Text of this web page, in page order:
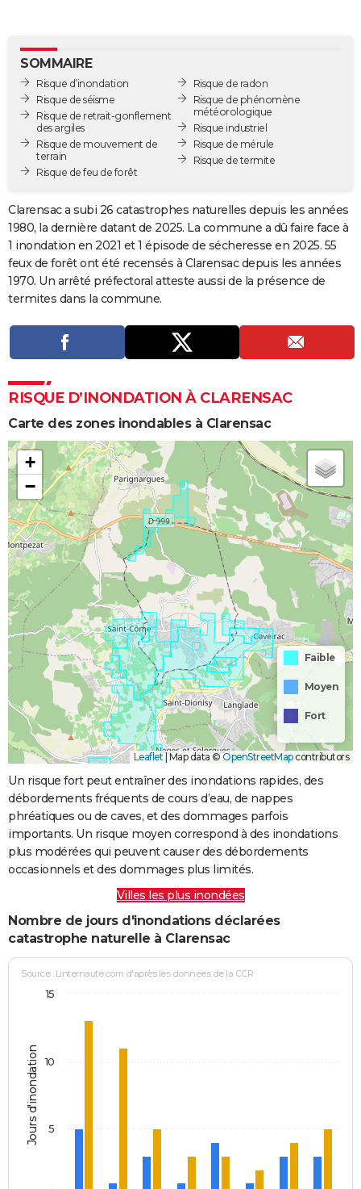
GUIDES D'ACHAT
BONS PLANS
CARTE DE VOEUX
Carte de Noël
Carte Bonne année
Carte Saint-Valentin
Carte Pâques
Carte d'anniversaire
DICTIONNAIRE
Dictionnaire
Biographies
Citations
Expressions
Proverbes
COPAINS D'AVANT
S'inscrire
Se connecter
Lycées
Collèges
Primaires
Universités
Entreprises
Service militaire
Avis de recherche
AVIS DE DÉCÈS
FORUM
SOMMAIRE
Risque d’inondation
Risque de séisme
Risque de retrait-gonflement
des argiles
Risque de mouvement de
terrain
Risque de feu de forêt
Risque de radon
Risque de phénomène
météorologique
Risque industriel
Risque de mérule
Risque de termite
Clarensac a subi 26 catastrophes naturelles depuis les années
1980, la dernière datant de 2025. La commune a dû faire face à
1 inondation en 2021 et 1 épisode de sécheresse en 2025. 55
feux de forêt ont été recensés à Clarensac depuis les années
1970. Un arrêté préfectoral atteste aussi de la présence de
termites dans la commune.
RISQUE D’INONDATION À CLARENSAC
Carte des zones inondables à Clarensac
+
−
Faible
Moyen
Fort
Leaflet|Map data ©OpenStreetMapcontributors
Un risque fort peut entraîner des inondations rapides, des
débordements fréquents de cours d’eau, de nappes
phréatiques ou de caves, et des dommages parfois
importants. Un risque moyen correspond à des inondations
plus modérées qui peuvent causer des débordements
occasionnels et des dommages plus limités.
Villes les plus inondées
Nombre de jours d'inondations déclarées
catastrophe naturelle à Clarensac
Jours d'inondation
Source : Linternaute.com d'après les données de la CCR
5
10
15